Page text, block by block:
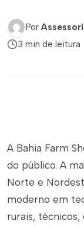
Por
3 min de leitura
A Bahia Farm
do público. A
Norte e
moderno em
rurais,